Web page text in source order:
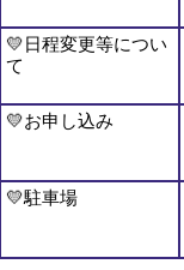
💛日程変更等につい
て
💛お申し込み
💛駐車場